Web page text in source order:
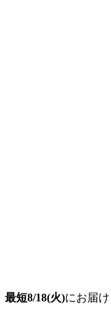
最短8/18(火)にお届